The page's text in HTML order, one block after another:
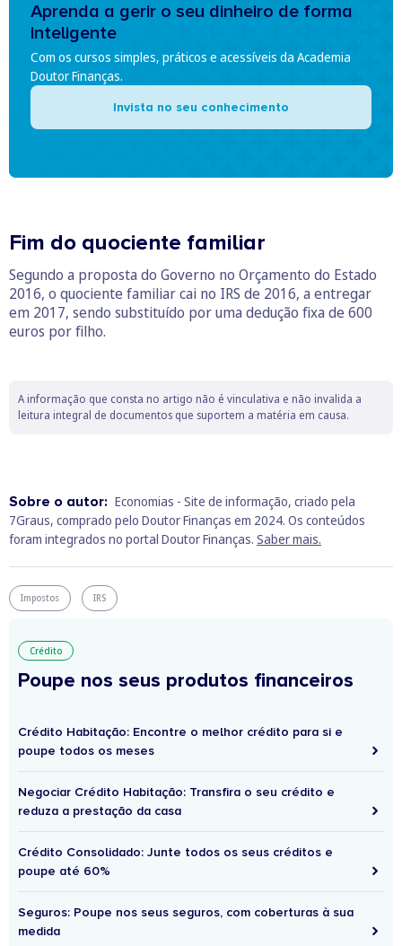
Aprenda a gerir o seu dinheiro de forma
inteligente
Com os cursos simples, práticos e acessíveis da Academia
Doutor Finanças.
Invista no seu conhecimento
Fim do quociente familiar
Segundo a proposta do Governo no Orçamento do Estado
2016, o quociente familiar cai no IRS de 2016, a entregar
em 2017, sendo substituído por uma dedução fixa de 600
euros por filho.
A informação que consta no artigo não é vinculativa e não invalida a
leitura integral de documentos que suportem a matéria em causa.
Sobre o autor: Economias - Site de informação, criado pela
7Graus, comprado pelo Doutor Finanças em 2024. Os conteúdos
foram integrados no portal Doutor Finanças. Saber mais.
Impostos IRS
Crédito
Poupe nos seus produtos financeiros
Crédito Habitação: Encontre o melhor crédito para si e
poupe todos os meses
Negociar Crédito Habitação: Transfira o seu crédito e
reduza a prestação da casa
Crédito Consolidado: Junte todos os seus créditos e
poupe até 60%
Seguros: Poupe nos seus seguros, com coberturas à sua
medida